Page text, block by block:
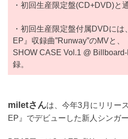
・初回生産限定盤(CD+DVD)と
・初回生産限定盤付属DVDに
EP』収録曲”Runway”のMVと
SHOW CASE Vol.1 @
録。
miletさんは、今年3月にリリー
EP』でデビューした新人シンガ